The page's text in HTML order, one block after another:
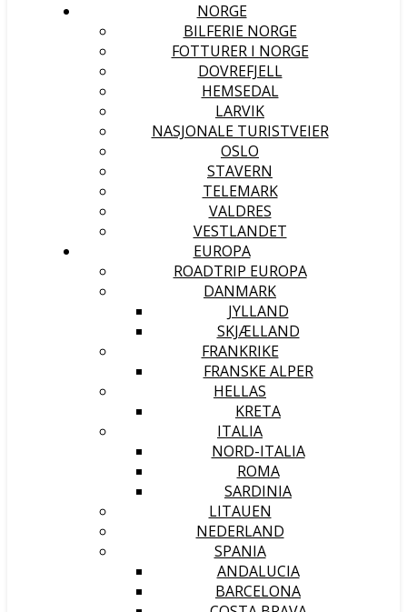
NORGE
BILFERIE NORGE
FOTTURER I NORGE
DOVREFJELL
HEMSEDAL
LARVIK
NASJONALE TURISTVEIER
OSLO
STAVERN
TELEMARK
VALDRES
VESTLANDET
EUROPA
ROADTRIP EUROPA
DANMARK
JYLLAND
SKJÆLLAND
FRANKRIKE
FRANSKE ALPER
HELLAS
KRETA
ITALIA
NORD-ITALIA
ROMA
SARDINIA
LITAUEN
NEDERLAND
SPANIA
ANDALUCIA
BARCELONA